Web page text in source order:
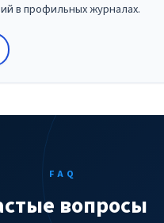
в профильных журналах.
FAQ
вопросы